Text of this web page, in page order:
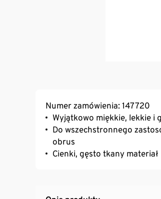
Numer zamówienia: 147720
Wyjątkowo miękkie, lekkie i
Do wszechstronnego
obrus
Cienki, gęsto tkany materiał